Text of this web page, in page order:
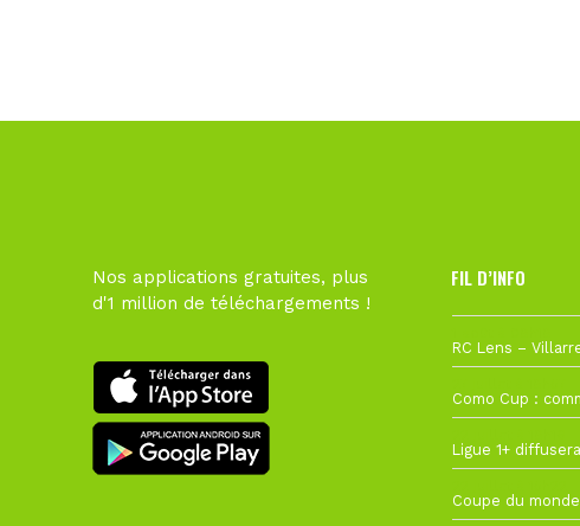
Nos applications gratuites, plus
d'1 million de téléchargements !
FIL D’INFO